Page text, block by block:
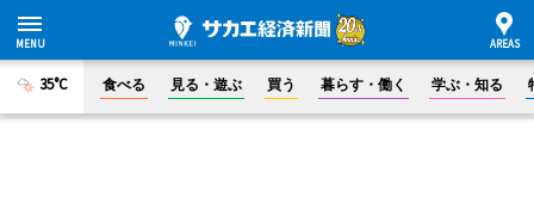
35°C 食べる 見る・遊ぶ 買う 暮らす・働く 学ぶ・知る